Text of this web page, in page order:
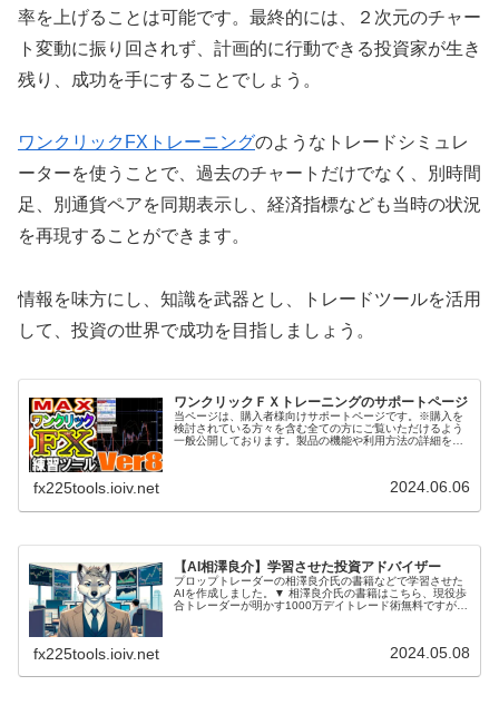
率を上げることは可能です。最終的には、２次元のチャー
ト変動に振り回されず、計画的に行動できる投資家が生き
残り、成功を手にすることでしょう。
ワンクリックFXトレーニングのようなトレードシミュレ
ーターを使うことで、過去のチャートだけでなく、別時間
足、別通貨ペアを同期表示し、経済指標なども当時の状況
を再現することができます。
情報を味方にし、知識を武器とし、トレードツールを活用
して、投資の世界で成功を目指しましょう。
ワンクリックＦＸトレーニングのサポートページ
当ページは、購入者様向けサポートページです。※購入を
検討されている方々を含む全ての方にご覧いただけるよう
一般公開しております。製品の機能や利用方法の詳細をご
fx225tools.ioiv.net 2024.06.06
【AI相澤良介】学習させた投資アドバイザー
プロップトレーダーの相澤良介氏の書籍などで学習させた
AIを作成しました。▼ 相澤良介氏の書籍はこちら、現役歩
合トレーダーが明かす1000万デイトレード術無料ですが、
fx225tools.ioiv.net 2024.05.08